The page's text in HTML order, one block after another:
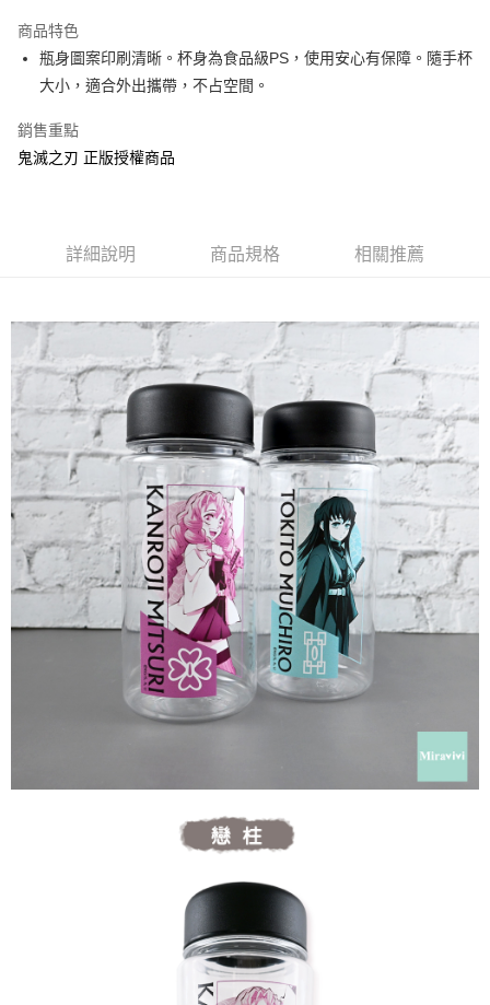
Apple Pay
街口支付
悠遊付
AFTEE先享後付是「在收到商品之後才付款」的支付方式。 讓您購物簡單
便利好安心！
３．安心：先確認商品／服務後，再付款。
【「AFTEE先享後付」結帳流程】
１．於結帳方式選擇「AFTEE先享後付」後，將跳轉至「AFTEE先享後付」
結帳頁面，進行簡訊認證並確認金額後，即可完成結帳。
２．訂單成立數日內，您將收到繳費通知簡訊。
３．收到繳費通知簡訊後14天內，點擊此簡訊中的連結，可透過四大超商／
ATM／網路銀行／等多元方式進行付款，方視為交易完成。
※ 請注意：結帳手續完成當下不需立刻繳費，但若您需要取消訂單，請聯絡
購買商品的店家。未經商家同意取消之訂單仍視為有效，需透過AFTEE先享
後付繳納相關費用。
※ 交易是否成功請以「AFTEE先享後付 」之結帳頁面顯示為準，若有關於
是否繳費成功／繳費後需取消欲退款等相關疑問，請聯繫「AFTEE先享後付
客戶支援中心」https://netprotections.freshdesk.com/support/home
【注意事項】
１．透過由恩沛科技股份有限公司提供之「AFTEE先享後付」服務完成之交
易，需依本服務之必要範圍內提供個人資料，並將交易相關給付款項請求債
權轉讓予恩沛科技股份有限公司。
２．關於個人資料處理事宜，請瀏覽以下網址：
https://aftee.tw/terms/#terms3
「AFTEE先享後付」，若未經同意申辦者引起之損失，本公司不負相關責
時審查核予不同之上限額度；若仍有額度不足之情形，本公司將視審查結果
５．嚴禁一人註冊多個帳號或使用他人資訊註冊。若發現惡意使用之情形，
ATM付款
全家付款取貨
每筆NT$60，滿NT$499(含以上)免運費
付款後全家取貨
每筆NT$60，滿NT$499(含以上)免運費
7-11付款取貨
每筆NT$60，滿NT$499(含以上)免運費
付款後7-11取貨
每筆NT$60，滿NT$499(含以上)免運費
每筆NT$120，滿NT$499(含以上)免運費
商品特色
瓶身圖案印刷清晰。杯身為食品級PS，使用安心有保障。隨手杯
大小，適合外出攜帶，不占空間。
銷售重點
鬼滅之刃 正版授權商品
詳細說明 商品規格 相關推薦